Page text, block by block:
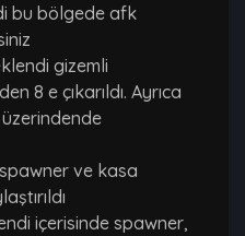
bu bölgede afk
gizemli
8 e çıkarıldı. Ayrıca
ve kasa
içerisinde spawner,